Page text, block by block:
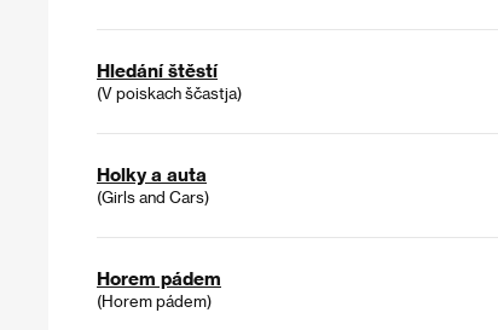
Hledání štěstí
(V poiskach ščastja)
Holky a auta
(Girls and Cars)
Horem pádem
(Horem pádem)